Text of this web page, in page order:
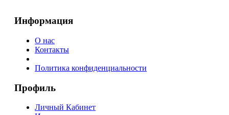
Информация
О нас
Контакты
Политика конфиденциальности
Профиль
Личный Кабинет